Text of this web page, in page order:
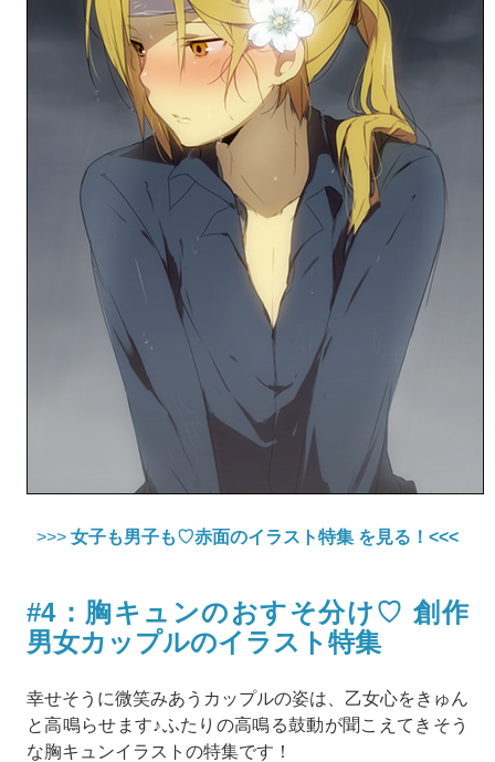
>>> 女子も男子も♡赤面のイラスト特集 を見る！<<<
#4：胸キュンのおすそ分け♡ 創作
男女カップルのイラスト特集
幸せそうに微笑みあうカップルの姿は、乙女心をきゅん
と高鳴らせます♪ふたりの高鳴る鼓動が聞こえてきそう
な胸キュンイラストの特集です！